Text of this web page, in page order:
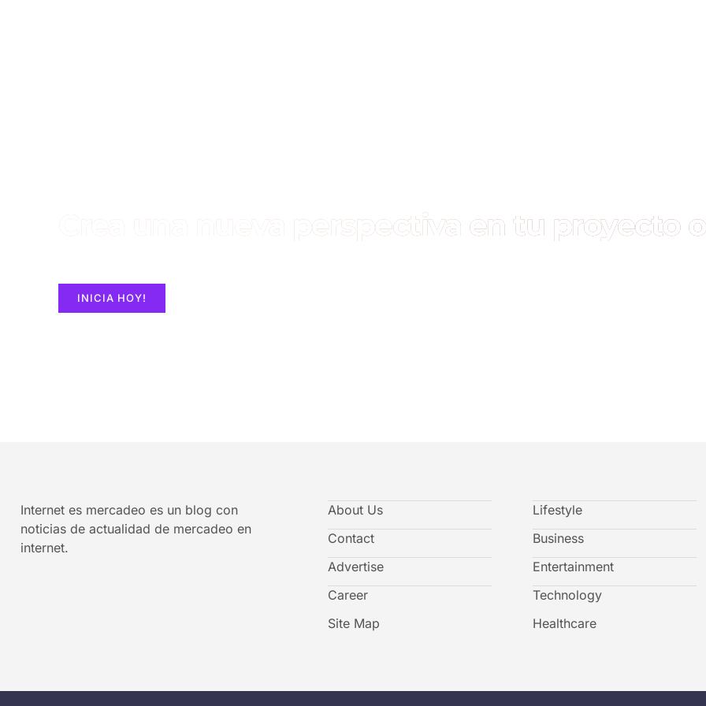
Crea una nueva perspectiva en tu proyecto
INICIA HOY!
Internet es mercadeo es un blog con
noticias de actualidad de mercadeo en
internet.
About Us
Contact
Advertise
Career
Site Map
Lifestyle
Business
Entertainment
Technology
Healthcare